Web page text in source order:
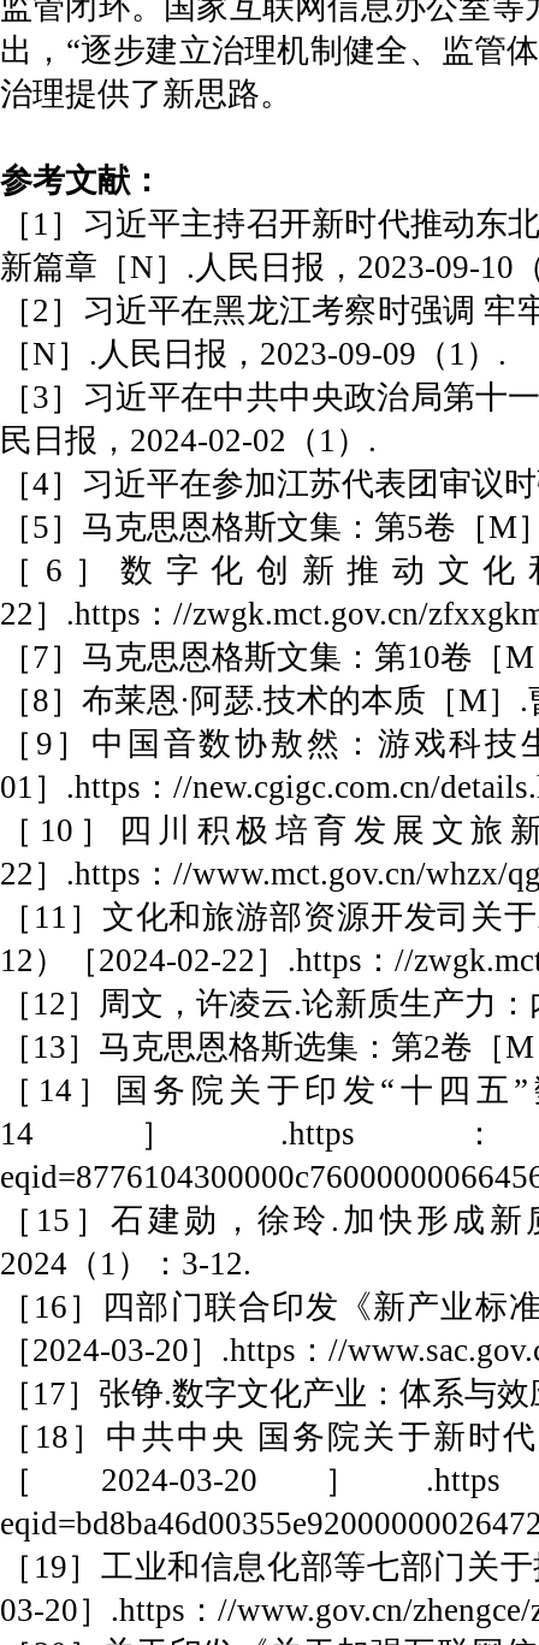
监管闭环。国家互联网信息办公室
出，“逐步建立治理机制健全、监管
治理提供了新思路。
参考文献：
［1］习近平主持召开新时代推动
新篇章［N］.人民日报，2023-09-10
［2］习近平在黑龙江考察时强调
［N］.人民日报，2023-09-09（1）.
［3］习近平在中共中央政治局第
民日报，2024-02-02（1）.
［4］习近平在参加江苏代表团审议
［5］马克思恩格斯文集：第5卷［M
［6］数字化创新推动文化
22］.https：//zwgk.mct.gov.cn/
［7］马克思恩格斯文集：第10卷［
［8］布莱恩·阿瑟.技术的本质［M
［9］中国音数协敖然：游戏科技
01］.https：//new.cgigc.com.cn/
［10］四川积极培育发展文旅
22］.https：//www.mct.gov.cn/whzx/
［11］文化和旅游部资源开发司关
12）［2024-02-22］.https：//
［12］周文，许凌云.论新质生产力
［13］马克思恩格斯选集：第2卷［
［14］国务院关于印发“十四五
14］.https：//
［15］石建勋，徐玲.加快形成
2024（1）：3-12.
［16］四部门联合印发《新产业标
［2024-03-20］.https：//
［17］张铮.数字文化产业：体系与
［18］中共中央 国务院关于新时
［2024-03-20］.https：//
［19］工业和信息化部等七部门关
03-20］.https：//www.gov.cn/